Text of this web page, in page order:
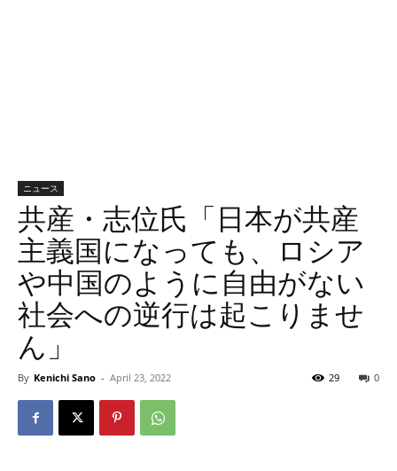
ニュース
共産・志位氏「日本が共産
主義国になっても、ロシア
や中国のように自由がない
社会への逆行は起こりませ
ん」
By Kenichi Sano - April 23, 2022 0
29